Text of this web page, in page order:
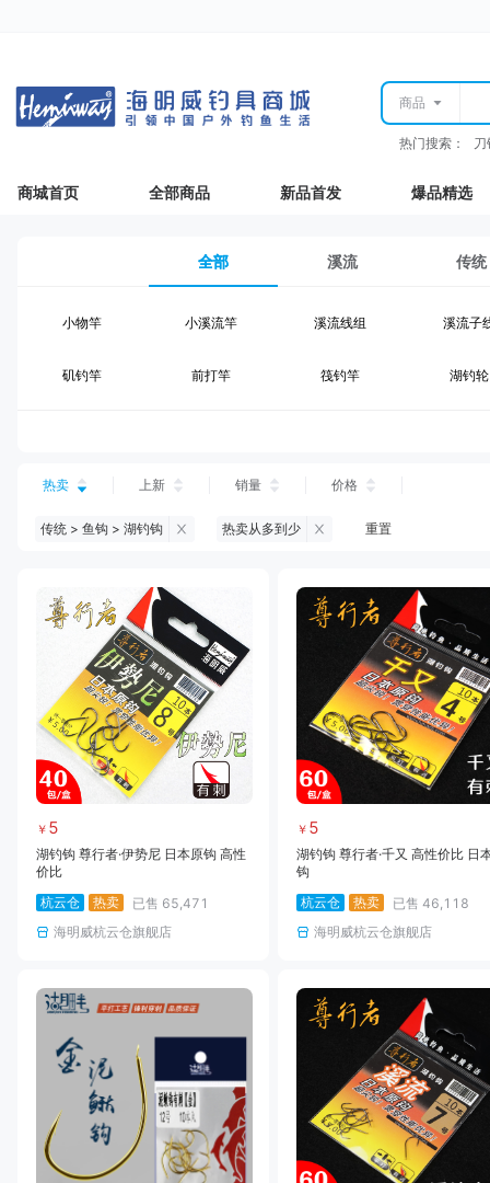
商品
热门搜索：
商城首页 全部商品 新品首发 爆品精选
全部 溪流 传统
小物竿 小溪流竿 溪流线组 溪流子
矶钓竿 前打竿 筏钓竿 湖钓轮
台钓仕挂 台钓钩
钓鱼伞 台钓服饰 台钓装备
黑坑钓灯 黑坑网
黑坑饵料 马口竿 雷强竿
路亚装备 海钓竿 海钓轮 海钓线
热卖 上新 销量 价格
传统 > 鱼钩 > 湖钓钩 热卖从多到少 重置
￥ 5
湖钓钩 尊行者·伊势尼 日本原钩 高性
价比
杭云仓
热卖 已售 65,471
海明威杭云仓旗舰店
￥ 5
湖钓钩 尊行者·千又 高性价比 日
钩
杭云仓
热卖 已售 46,118
海明威杭云仓旗舰店